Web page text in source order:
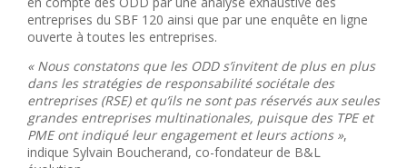
entreprises du SBF 120 ainsi que par une enquête en ligne
ouverte à toutes les entreprises.
« Nous constatons que les ODD s’invitent de plus en plus
dans les stratégies de responsabilité sociétale des
entreprises (RSE) et qu’ils ne sont pas réservés aux seules
grandes entreprises multinationales, puisque des TPE et
PME ont indiqué leur engagement et leurs actions »,
indique Sylvain Boucherand, co-fondateur de B&L